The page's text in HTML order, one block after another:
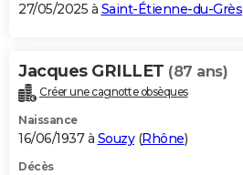
27/05/2025 à Saint-Étienne-du-Grès
Jacques GRILLET (87 ans)
Créer une cagnotte obsèques
Naissance
16/06/1937 à Souzy(Rhône)
Décès